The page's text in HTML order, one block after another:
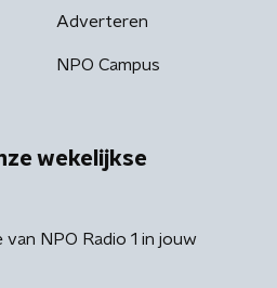
Adverteren
NPO Campus
wekelijkse
NPO Radio 1 in jouw